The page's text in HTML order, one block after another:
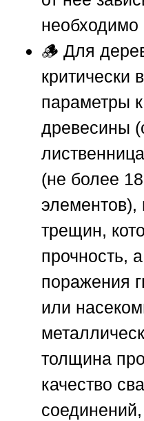
необходимо
🪵 Для
критически
параметры
древесины
(не более
элементов),
трещин,
прочность,
поражения
или
толщина
качество